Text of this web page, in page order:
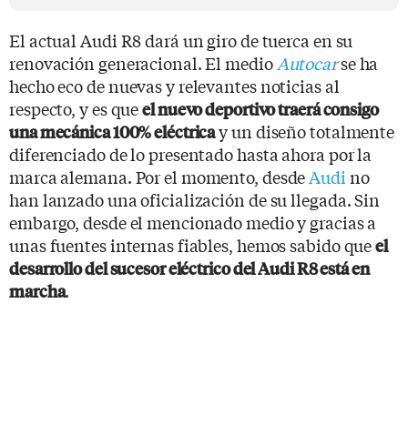
El actual Audi R8 dará un giro de tuerca en su
renovación generacional. El medioAutocarse ha
hecho eco de nuevas y relevantes noticias al
respecto, y es queel nuevo deportivo traerá consigo
una mecánica 100% eléctricay un diseño totalmente
diferenciado de lo presentado hasta ahora por la
marca alemana. Por el momento, desdeAudino
han lanzado una oficialización de su llegada. Sin
embargo, desde el mencionado medio y gracias a
unas fuentes internas fiables, hemos sabido queel
desarrollo del sucesor eléctrico del Audi R8 está en
marcha.